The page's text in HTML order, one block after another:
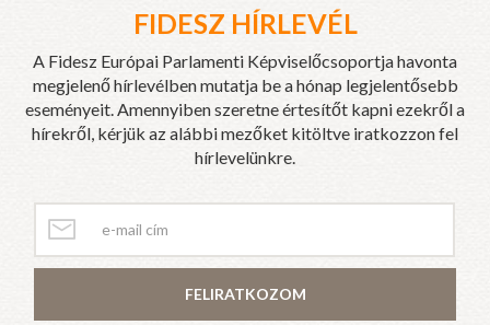
FIDESZ HÍRLEVÉL
A Fidesz Európai Parlamenti Képviselőcsoportja havonta
megjelenő hírlevélben mutatja be a hónap legjelentősebb
eseményeit. Amennyiben szeretne értesítőt kapni ezekről a
hírekről, kérjük az alábbi mezőket kitöltve iratkozzon fel
hírlevelünkre.
FELIRATKOZOM